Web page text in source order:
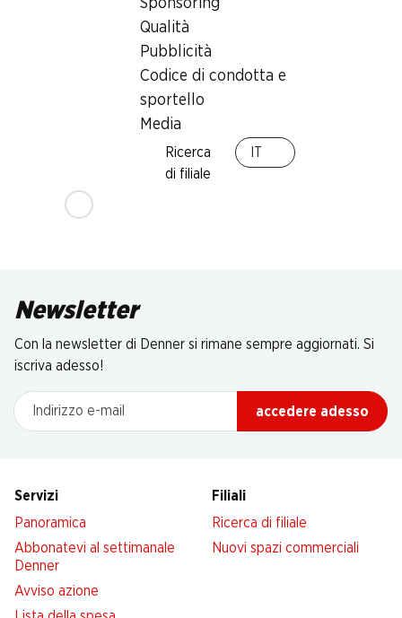
Sponsoring
Qualità
Pubblicità
Codice di condotta e
sportello
Media
Ricerca
di filiale
Newsletter
Con la newsletter di Denner si rimane sempre aggiornati. Si
iscriva adesso!
Indirizzo e-mail
accedere adesso
Servizi
Panoramica
Abbonatevi al settimanale
Denner
Avviso azione
Filiali
Ricerca di filiale
Nuovi spazi commerciali